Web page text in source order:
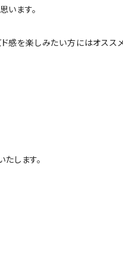
います。
感を楽しみたい方にはオスス
します。